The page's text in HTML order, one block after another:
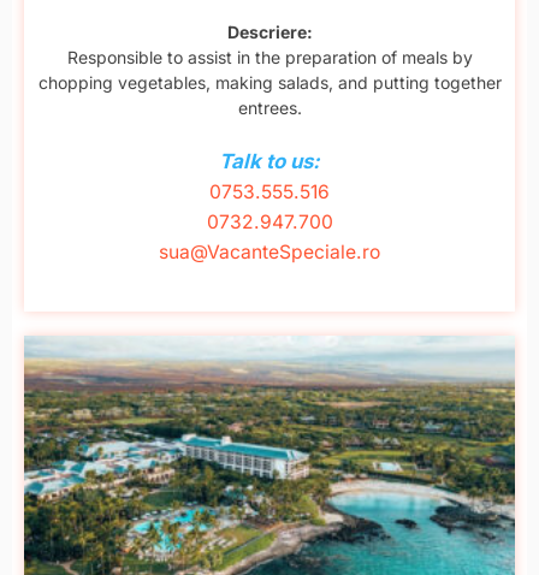
Descriere:
Responsible to assist in the preparation of meals by
chopping vegetables, making salads, and putting together
entrees.
Talk to us:
0753.555.516
0732.947.700
sua@VacanteSpeciale.ro